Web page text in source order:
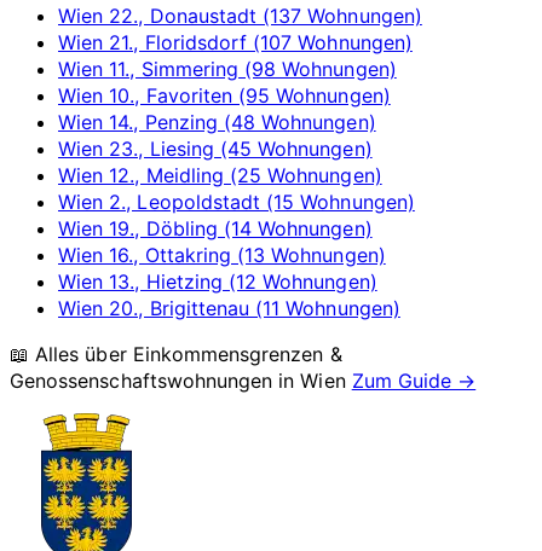
Wien 22., Donaustadt (137 Wohnungen)
Wien 21., Floridsdorf (107 Wohnungen)
Wien 11., Simmering (98 Wohnungen)
Wien 10., Favoriten (95 Wohnungen)
Wien 14., Penzing (48 Wohnungen)
Wien 23., Liesing (45 Wohnungen)
Wien 12., Meidling (25 Wohnungen)
Wien 2., Leopoldstadt (15 Wohnungen)
Wien 19., Döbling (14 Wohnungen)
Wien 16., Ottakring (13 Wohnungen)
Wien 13., Hietzing (12 Wohnungen)
Wien 20., Brigittenau (11 Wohnungen)
📖 Alles über Einkommensgrenzen &
Genossenschaftswohnungen inWien Zum Guide →